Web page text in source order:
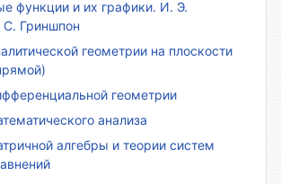
функции и их графики. И. Э.
С. Гриншпон
геометрии на плоскости
геометрии
анализа
алгебры и теории систем